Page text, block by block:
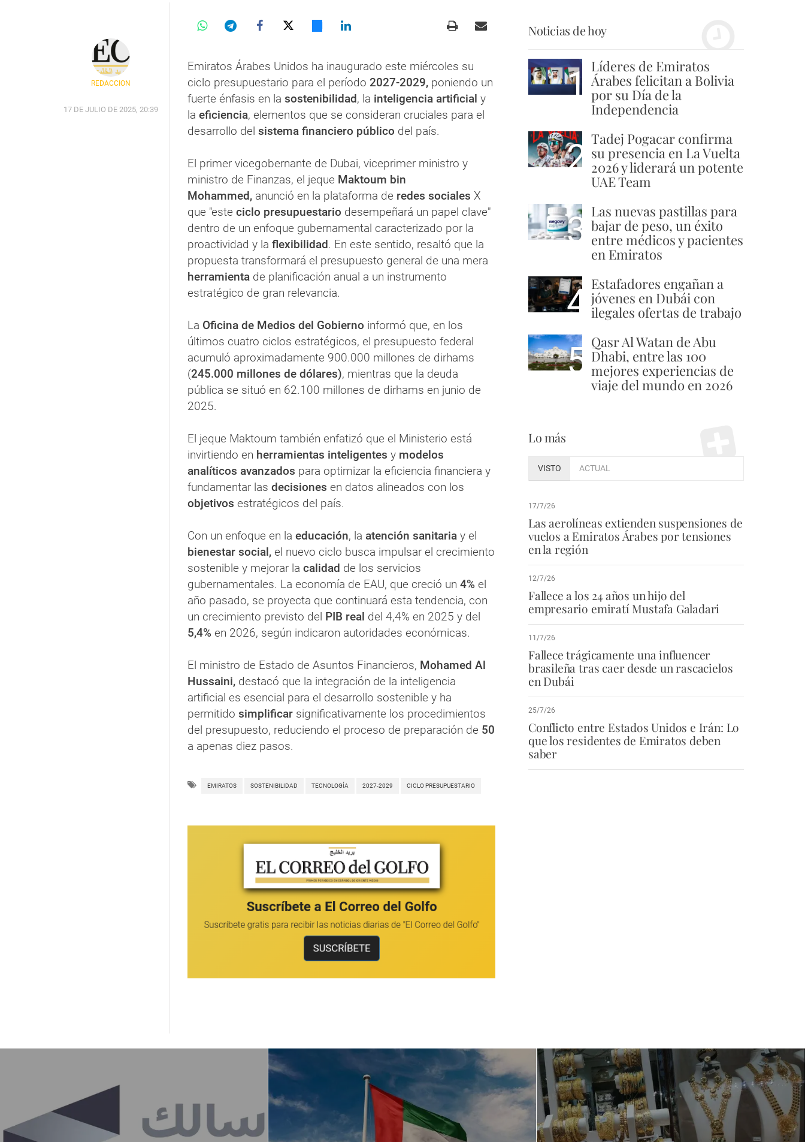
REDACCIÓN
17 DE JULIO DE 2025, 20:39
Emiratos Árabes Unidos ha inaugurado este miércoles su
ciclo presupuestario para el período 2027-2029, poniendo un
fuerte énfasis en la sostenibilidad, la inteligencia artificial y
la eficiencia, elementos que se consideran cruciales para el
desarrollo del sistema financiero público del país.
El primer vicegobernante de Dubai, viceprimer ministro y
ministro de Finanzas, el jeque Maktoum bin
Mohammed, anunció en la plataforma de redes sociales X
que "este ciclo presupuestario desempeñará un papel clave"
dentro de un enfoque gubernamental caracterizado por la
proactividad y la flexibilidad. En este sentido, resaltó que la
propuesta transformará el presupuesto general de una mera
herramienta de planificación anual a un instrumento
estratégico de gran relevancia.
La Oficina de Medios del Gobierno informó que, en los
últimos cuatro ciclos estratégicos, el presupuesto federal
acumuló aproximadamente 900.000 millones de dirhams
(245.000 millones de dólares), mientras que la deuda
pública se situó en 62.100 millones de dirhams en junio de
2025.
El jeque Maktoum también enfatizó que el Ministerio está
invirtiendo en herramientas inteligentes y modelos
analíticos avanzados para optimizar la eficiencia financiera y
fundamentar las decisiones en datos alineados con los
objetivos estratégicos del país.
Con un enfoque en la educación, la atención sanitaria y el
bienestar social, el nuevo ciclo busca impulsar el crecimiento
sostenible y mejorar la calidad de los servicios
gubernamentales. La economía de EAU, que creció un 4% el
año pasado, se proyecta que continuará esta tendencia, con
un crecimiento previsto del PIB real del 4,4% en 2025 y del
5,4% en 2026, según indicaron autoridades económicas.
El ministro de Estado de Asuntos Financieros, Mohamed Al
Hussaini, destacó que la integración de la inteligencia
artificial es esencial para el desarrollo sostenible y ha
permitido simplificar significativamente los procedimientos
del presupuesto, reduciendo el proceso de preparación de 50
a apenas diez pasos.
EMIRATOS SOSTENIBILIDAD TECNOLOGÍA 2027-2029 CICLO PRESUPUESTARIO
Noticias de hoy
1 Líderes de Emiratos
Árabes felicitan a Bolivia
por su Día de la
Independencia
2 Tadej Pogacar confirma
su presencia en La Vuelta
2026 y liderará un potente
UAE Team
3 Las nuevas pastillas para
bajar de peso, un éxito
entre médicos y pacientes
en Emiratos
4 Estafadores engañan a
jóvenes en Dubái con
ilegales ofertas de trabajo
5 Qasr Al Watan de Abu
Dhabi, entre las 100
mejores experiencias de
viaje del mundo en 2026
Lo más
VISTO ACTUAL
17/7/26
Las aerolíneas extienden suspensiones de
vuelos a Emiratos Árabes por tensiones
en la región
12/7/26
Fallece a los 24 años un hijo del
empresario emiratí Mustafa Galadari
11/7/26
Fallece trágicamente una influencer
brasileña tras caer desde un rascacielos
en Dubái
25/7/26
Conflicto entre Estados Unidos e Irán: Lo
que los residentes de Emiratos deben
saber